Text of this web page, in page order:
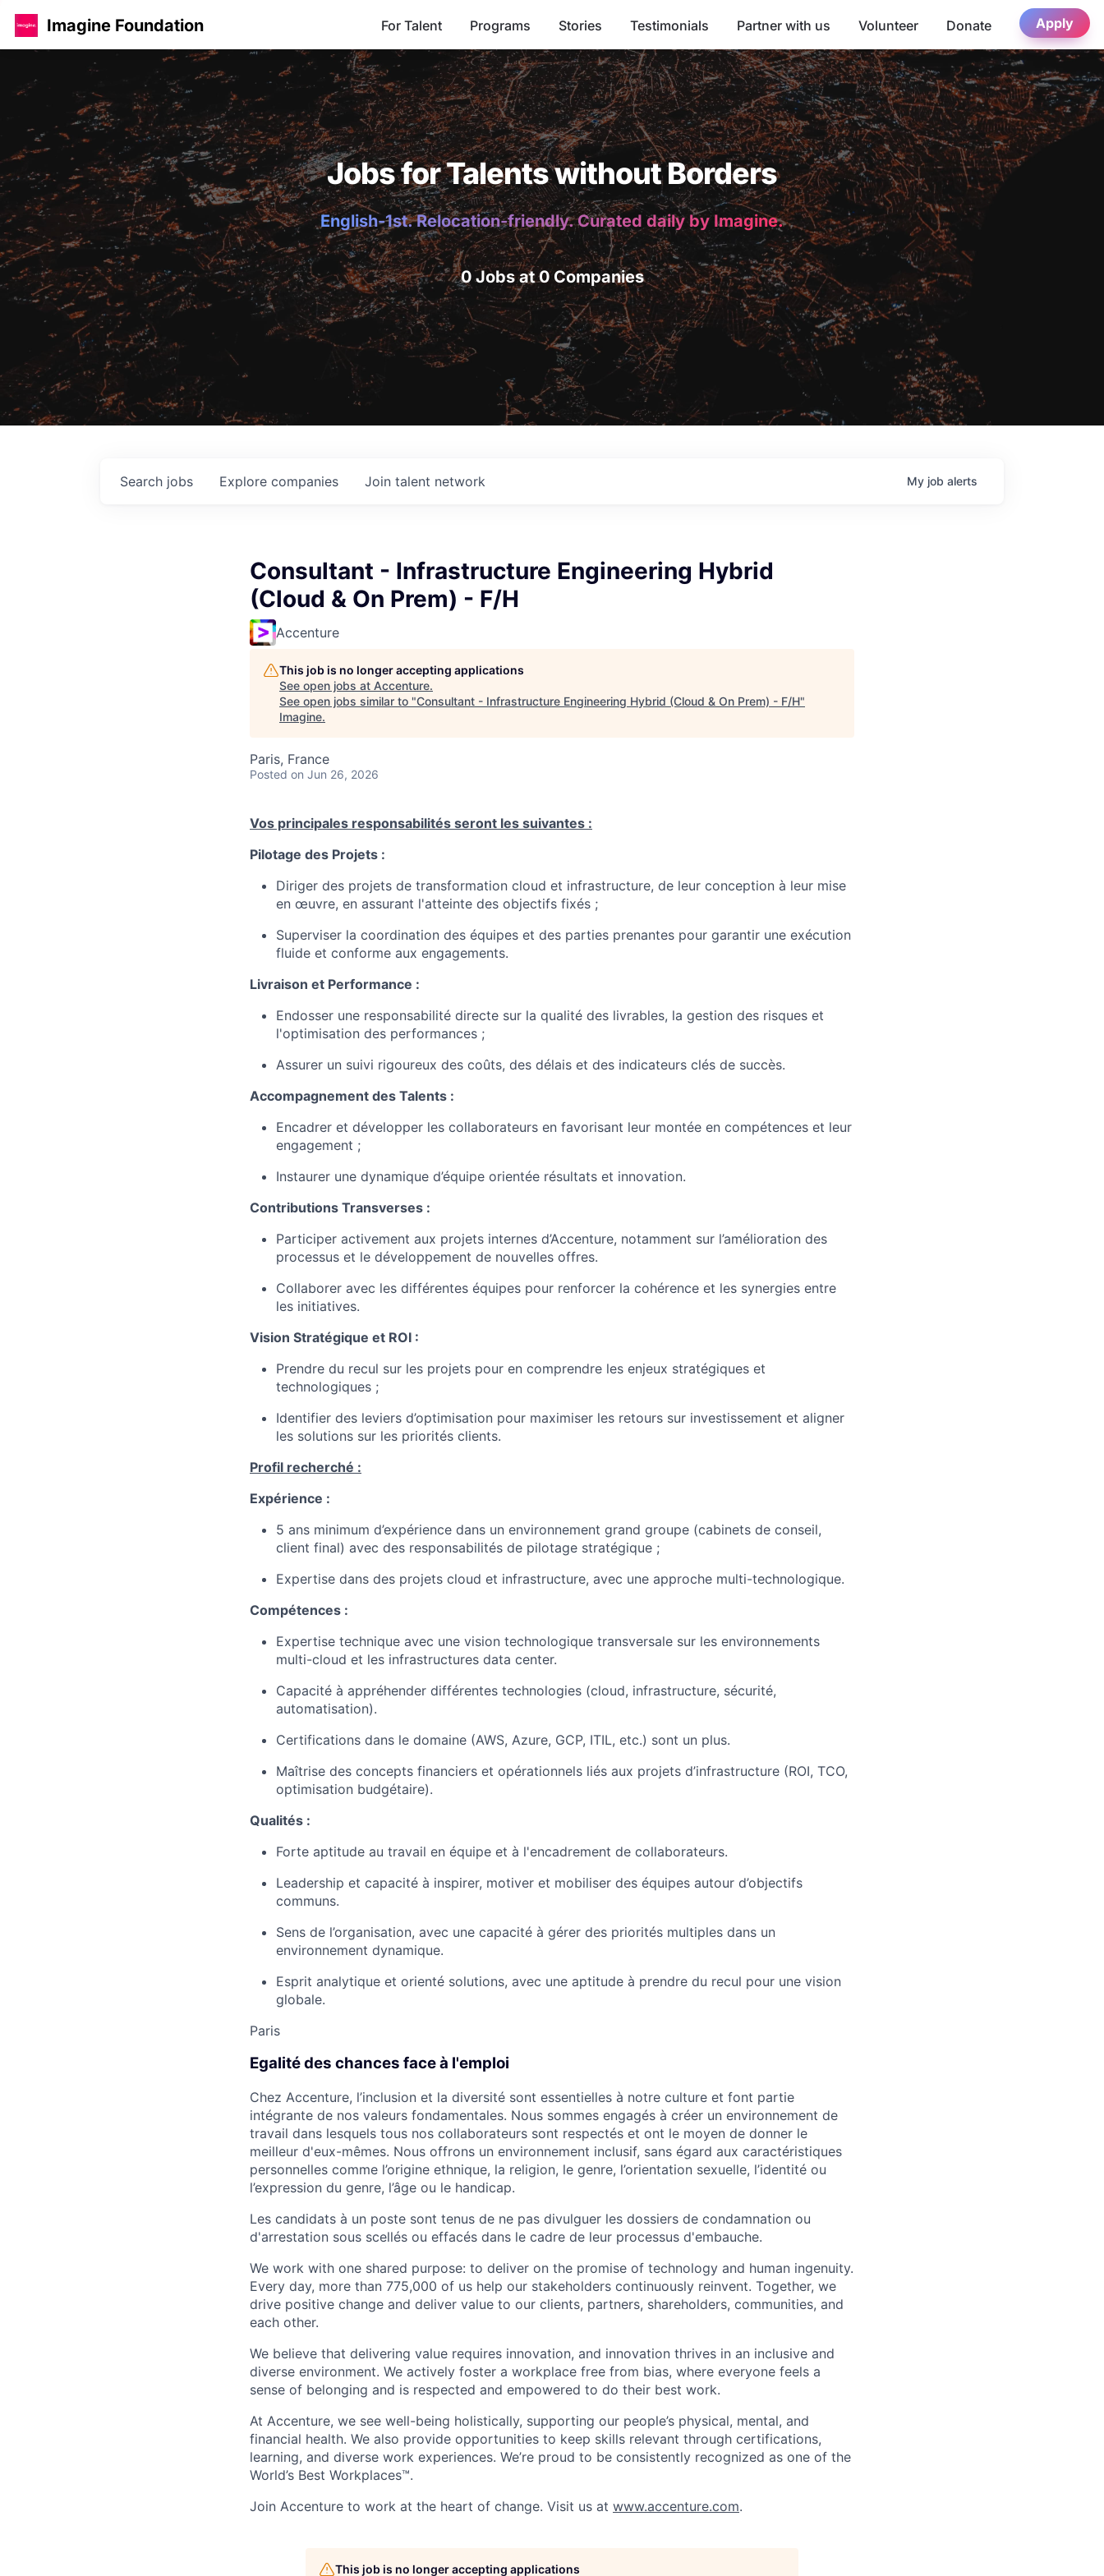
Imagine Foundation For Talent Programs Stories Testimonials Partner with us Volunteer Donate Apply
Jobs for Talents without Borders
English-1st. Relocation-friendly. Curated daily by Imagine.
0 Jobs at 0 Companies
Search jobs Explore companies Join talent network My job alerts
Consultant - Infrastructure Engineering Hybrid
(Cloud & On Prem) - F/H
Accenture
This job is no longer accepting applications
See open jobs at Accenture.
See open jobs similar to "Consultant - Infrastructure Engineering Hybrid (Cloud & On Prem) - F/H"
Imagine.
Paris, France
Posted on Jun 26, 2026
Vos principales responsabilités seront les suivantes :
Pilotage des Projets :
Diriger des projets de transformation cloud et infrastructure, de leur conception à leur mise
en œuvre, en assurant l'atteinte des objectifs fixés ;
Superviser la coordination des équipes et des parties prenantes pour garantir une exécution
fluide et conforme aux engagements.
Livraison et Performance :
Endosser une responsabilité directe sur la qualité des livrables, la gestion des risques et
l'optimisation des performances ;
Assurer un suivi rigoureux des coûts, des délais et des indicateurs clés de succès.
Accompagnement des Talents :
Encadrer et développer les collaborateurs en favorisant leur montée en compétences et leur
engagement ;
Instaurer une dynamique d’équipe orientée résultats et innovation.
Contributions Transverses :
Participer activement aux projets internes d’Accenture, notamment sur l’amélioration des
processus et le développement de nouvelles offres.
Collaborer avec les différentes équipes pour renforcer la cohérence et les synergies entre
les initiatives.
Vision Stratégique et ROI :
Prendre du recul sur les projets pour en comprendre les enjeux stratégiques et
technologiques ;
Identifier des leviers d’optimisation pour maximiser les retours sur investissement et aligner
les solutions sur les priorités clients.
Profil recherché :
Expérience :
5 ans minimum d’expérience dans un environnement grand groupe (cabinets de conseil,
client final) avec des responsabilités de pilotage stratégique ;
Expertise dans des projets cloud et infrastructure, avec une approche multi-technologique.
Compétences :
Expertise technique avec une vision technologique transversale sur les environnements
multi-cloud et les infrastructures data center.
Capacité à appréhender différentes technologies (cloud, infrastructure, sécurité,
automatisation).
Certifications dans le domaine (AWS, Azure, GCP, ITIL, etc.) sont un plus.
Maîtrise des concepts financiers et opérationnels liés aux projets d’infrastructure (ROI, TCO,
optimisation budgétaire).
Qualités :
Forte aptitude au travail en équipe et à l'encadrement de collaborateurs.
Leadership et capacité à inspirer, motiver et mobiliser des équipes autour d’objectifs
communs.
Sens de l’organisation, avec une capacité à gérer des priorités multiples dans un
environnement dynamique.
Esprit analytique et orienté solutions, avec une aptitude à prendre du recul pour une vision
globale.
Paris
Egalité des chances face à l'emploi
Chez Accenture, l’inclusion et la diversité sont essentielles à notre culture et font partie
intégrante de nos valeurs fondamentales. Nous sommes engagés à créer un environnement de
travail dans lesquels tous nos collaborateurs sont respectés et ont le moyen de donner le
meilleur d'eux-mêmes. Nous offrons un environnement inclusif, sans égard aux caractéristiques
personnelles comme l’origine ethnique, la religion, le genre, l’orientation sexuelle, l’identité ou
l’expression du genre, l’âge ou le handicap.
Les candidats à un poste sont tenus de ne pas divulguer les dossiers de condamnation ou
d'arrestation sous scellés ou effacés dans le cadre de leur processus d'embauche.
We work with one shared purpose: to deliver on the promise of technology and human ingenuity.
Every day, more than 775,000 of us help our stakeholders continuously reinvent. Together, we
drive positive change and deliver value to our clients, partners, shareholders, communities, and
each other.
We believe that delivering value requires innovation, and innovation thrives in an inclusive and
diverse environment. We actively foster a workplace free from bias, where everyone feels a
sense of belonging and is respected and empowered to do their best work.
At Accenture, we see well-being holistically, supporting our people’s physical, mental, and
financial health. We also provide opportunities to keep skills relevant through certifications,
learning, and diverse work experiences. We’re proud to be consistently recognized as one of the
World’s Best Workplaces™.
Join Accenture to work at the heart of change. Visit us at www.accenture.com.
This job is no longer accepting applications